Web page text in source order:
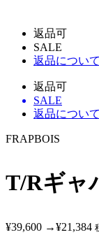
返品可
SALE
返品について
返品可
SALE
返品について
FRAPBOIS
T/Rギャ
¥39,600 →¥21,384